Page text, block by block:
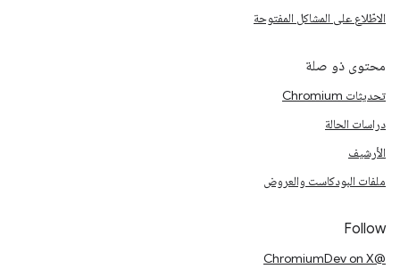
الاطّلاع على المشاكل المفتوحة
محتوى ذو صلة
تحديثات Chromium
دراسات الحالة
الأرشيف
ملفات البودكاست والعروض
Follow
@ChromiumDev on X